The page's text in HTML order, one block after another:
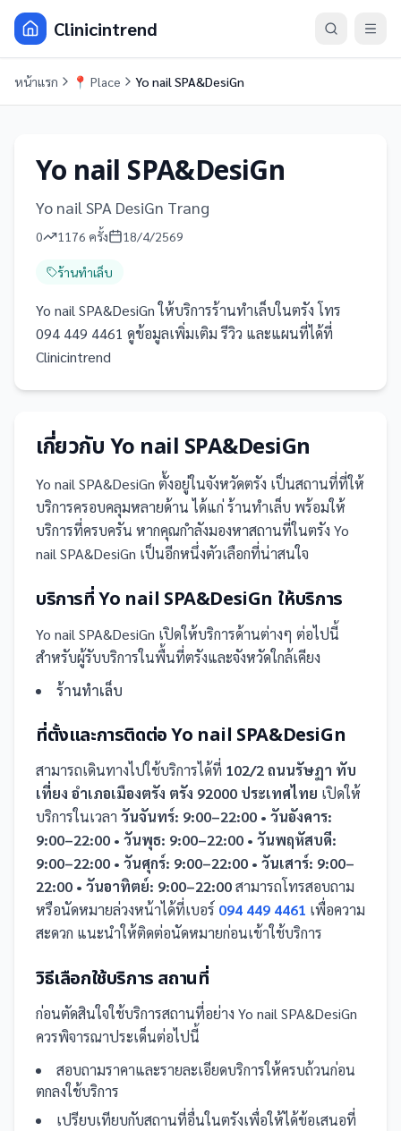
Clinicintrend
หน้าแรก 📍 Place Yo nail SPA&DesiGn
Yo nail SPA&DesiGn
Yo nail SPA DesiGn Trang
0 1176 ครั้ง 18/4/2569
ร้านทำเล็บ
Yo nail SPA&DesiGn ให้บริการร้านทำเล็บในตรัง โทร
094 449 4461 ดูข้อมูลเพิ่มเติม รีวิว และแผนที่ได้ที่
Clinicintrend
เกี่ยวกับYo nail SPA&DesiGn
Yo nail SPA&DesiGn ตั้งอยู่ในจังหวัดตรัง เป็นสถานที่ที่ให้
บริการครอบคลุมหลายด้าน ได้แก่ ร้านทำเล็บ พร้อมให้
บริการที่ครบครัน หากคุณกำลังมองหาสถานที่ในตรัง Yo
nail SPA&DesiGn เป็นอีกหนึ่งตัวเลือกที่น่าสนใจ
บริการที่Yo nail SPA&DesiGn ให้บริการ
Yo nail SPA&DesiGn เปิดให้บริการด้านต่างๆ ต่อไปนี้
สำหรับผู้รับบริการในพื้นที่ตรังและจังหวัดใกล้เคียง
ร้านทำเล็บ
ที่ตั้งและการติดต่อYo nail SPA&DesiGn
สามารถเดินทางไปใช้บริการได้ที่ 102/2 ถนนรัษฏา ทับ
เที่ยง อำเภอเมืองตรัง ตรัง 92000 ประเทศไทย เปิดให้
บริการในเวลา วันจันทร์: 9:00–22:00 • วันอังคาร:
9:00–22:00 • วันพุธ: 9:00–22:00 • วันพฤหัสบดี:
9:00–22:00 • วันศุกร์: 9:00–22:00 • วันเสาร์: 9:00–
22:00 • วันอาทิตย์: 9:00–22:00สามารถโทรสอบถาม
หรือนัดหมายล่วงหน้าได้ที่เบอร์ 094 449 4461 เพื่อความ
สะดวก แนะนำให้ติดต่อนัดหมายก่อนเข้าใช้บริการ
วิธีเลือกใช้บริการ สถานที่
ก่อนตัดสินใจใช้บริการสถานที่อย่าง Yo nail SPA&DesiGn
ควรพิจารณาประเด็นต่อไปนี้
สอบถามราคาและรายละเอียดบริการให้ครบถ้วนก่อน
ตกลงใช้บริการ
เปรียบเทียบกับสถานที่อื่นในตรังเพื่อให้ได้ข้อเสนอที่